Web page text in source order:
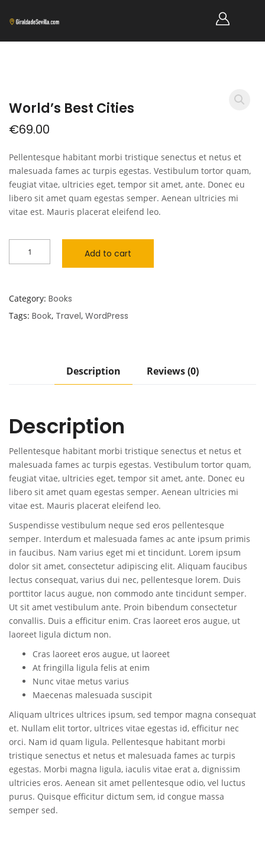
World’s Best Cities
€69.00
Pellentesque habitant morbi tristique senectus et netus et
malesuada fames ac turpis egestas. Vestibulum tortor quam,
feugiat vitae, ultricies eget, tempor sit amet, ante. Donec eu
libero sit amet quam egestas semper. Aenean ultricies mi
vitae est. Mauris placerat eleifend leo.
Add to cart
Category: Books
Tags: Book, Travel, WordPress
Description Reviews (0)
Description
Pellentesque habitant morbi tristique senectus et netus et
malesuada fames ac turpis egestas. Vestibulum tortor quam,
feugiat vitae, ultricies eget, tempor sit amet, ante. Donec eu
libero sit amet quam egestas semper. Aenean ultricies mi
vitae est. Mauris placerat eleifend leo.
Suspendisse vestibulum neque sed eros pellentesque
semper. Interdum et malesuada fames ac ante ipsum primis
in faucibus. Nam varius eget mi et tincidunt. Lorem ipsum
dolor sit amet, consectetur adipiscing elit. Aliquam faucibus
lectus consequat, varius dui nec, pellentesque lorem. Duis
porttitor lacus augue, non commodo ante tincidunt semper.
Ut sit amet vestibulum ante. Proin bibendum consectetur
convallis. Duis a efficitur enim. Cras laoreet eros augue, ut
laoreet ligula dictum non.
Cras laoreet eros augue, ut laoreet
At fringilla ligula felis at enim
Nunc vitae metus varius
Maecenas malesuada suscipit
Aliquam ultrices ultrices ipsum, sed tempor magna consequat
et. Nullam elit tortor, ultrices vitae egestas id, efficitur nec
orci. Nam id quam ligula. Pellentesque habitant morbi
tristique senectus et netus et malesuada fames ac turpis
egestas. Morbi magna ligula, iaculis vitae erat a, dignissim
ultricies eros. Aenean sit amet pellentesque odio, vel luctus
purus. Quisque efficitur dictum sem, id congue massa
semper sed.